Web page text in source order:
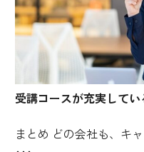
受講コースが充実してい
まとめ どの会社も、キ